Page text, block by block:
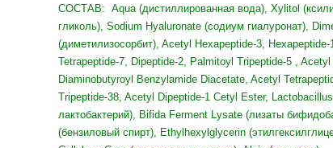
составляла
1200,00 ₽.
800,00 ₽.
СОСТАВ: Aqua (дистиллированная вода), Xylitol
гликоль), Sodium Hyaluronate (содиум гиалуронат),
(диметилизосорбит), Acetyl Hexapeptide-3,
Tetrapeptide-7, Dipeptide-2, Palmitoyl Tripeptide-5 ,
Diaminobutyroyl Benzylamide Diacetate, Acetyl
Tripeptide-38, Acetyl Dipeptide-1 Cetyl Ester,
лактобактерий), Bifida Ferment Lysate (лизаты
(бензиловый спирт), Ethylhexylglycerin